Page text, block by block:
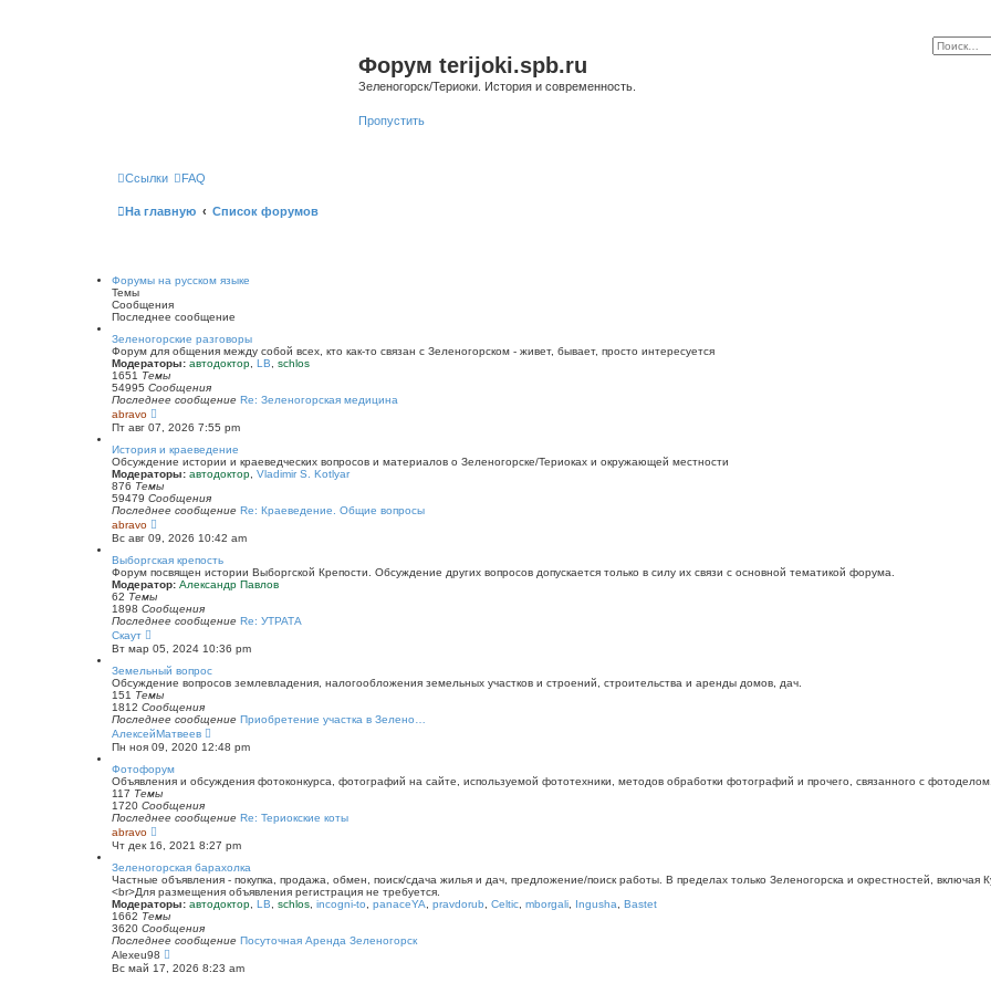
Форум terijoki.spb.ru
Зеленогорск/Териоки. История и современность.
Пропустить
Ссылки FAQ
На главную Список форумов
Форумы на русском языке
Темы
Сообщения
Последнее сообщение
Зеленогорские разговоры
Форум для общения между собой всех, кто как-то связан с Зеленогорском - живет, бывает, просто интересуется
Модераторы: автодоктор LB
schlos
1651 Темы
54995 Сообщения
Последнее сообщение Re: Зеленогорская медицина
abravo
е
р
е
й
т
и
к
п
с
л
е
д
н
е
м
у
о
щ
е
н
и
ю
Пт авг 07, 2026 7:55 pm
История и краеведение
Обсуждение истории и краеведческих вопросов и материалов о Зеленогорске/Териоках и окружающей местности
Модераторы: автодоктор Vladimir S. Kotlyar
876 Темы
59479 Сообщения
Последнее сообщение Re: Краеведение. Общие вопросы
abravo
е
р
е
й
т
и
к
п
с
л
е
д
н
е
м
у
с
о
б
щ
е
н
и
Вс авг 09, 2026 10:42 am
Выборгская крепость
Форум посвящен истории Выборгской Крепости. Обсуждение других вопросов допускается только в силу их связи с основной тематикой форума.
Модератор: Александр Павлов
62 Темы
1898 Сообщения
Последнее сообщение Re: УТРАТА
Скаут
е
р
е
й
т
и
к
п
о
с
л
е
д
н
е
м
у
с
о
б
щ
е
н
и
ю
Вт мар 05, 2024 10:36 pm
Земельный вопрос
Обсуждение вопросов землевладения, налогообложения земельных участков и строений, строительства и аренды домов, дач.
151 Темы
1812 Сообщения
Последнее сообщение Приобретение участка в Зелено…
АлексейМатвеев
е
р
й
т
к
о
с
л
е
д
н
е
у
о
Пн ноя 09, 2020 12:48 pm
Фотофорум
Объявления и обсуждения фотоконкурса, фотографий на сайте, используемой фототехники, методов обработки фотографий и прочего, связанного с фотоделом.
117 Темы
1720 Сообщения
Последнее сообщение Re: Териокские коты
abravo
е
р
е
й
т
и
к
п
о
с
л
е
Чт дек 16, 2021 8:27 pm
Зеленогорская барахолка
Частные объявления - покупка, продажа, обмен, поиск/сдача жилья и дач, предложение/поиск работы. В пределах только Зеленогорска и окрестностей,
<br>Для размещения объявления регистрация не требуется.
Модераторы: автодоктор LB schlos incogni-to panaceYA pravdorub Celtic mborgali Ingusha
Bastet
1662 Темы
3620 Сообщения
Последнее сообщение Посуточная Аренда Зеленогорск
Alexeu98
е
р
Вс май 17, 2026 8:23 am